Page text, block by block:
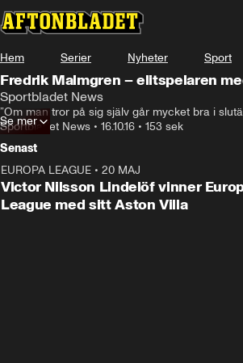
Hem Serier Nyheter Sport
Fredrik Malmgren – elitspelaren
Sportbladet News
”Om man tror på sig själv går mycket bra i
Sportbladet News • 16.10.16 • 153 sek
Se mer
Senast
EUROPA LEAGUE • 20 MAJ
Victor Nilsson Lindelöf vinner
League med sitt Aston Villa